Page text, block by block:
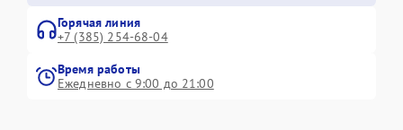
Горячая линия
+7 (385) 254-68-04
Время работы
Ежедневно с 9:00 до 21:00